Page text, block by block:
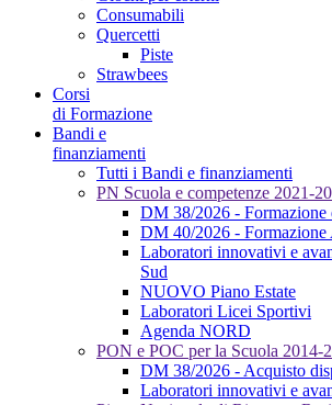
Consumabili
Quercetti
Piste
Strawbees
Corsi
di Formazione
Bandi e
finanziamenti
Tutti i Bandi e finanziamenti
PN Scuola e competenze 2021-
DM 38/2026 - Formazione
DM 40/2026 - Formazione
Laboratori innovativi e
Sud
NUOVO Piano Estate
Laboratori Licei Sportivi
Agenda NORD
PON e POC per la Scuola 2014-
DM 38/2026 - Acquisto
Laboratori innovativi e